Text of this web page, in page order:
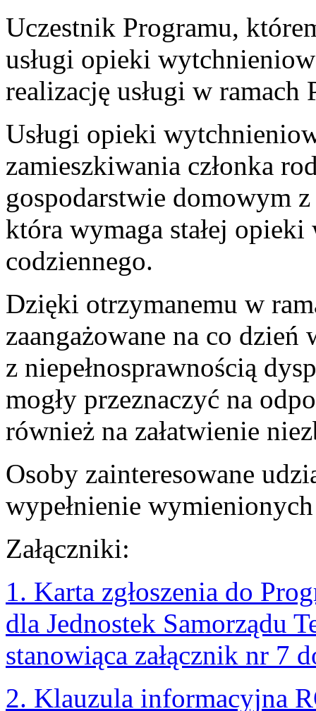
Uczestnik Programu,
usługi opieki
realizację usługi w ramach
Usługi opieki
zamieszkiwania członka
gospodarstwie domowym
która wymaga stałej
codziennego.
Dzięki otrzymanemu w
zaangażowane na co
z niepełnosprawnością
mogły przeznaczyć na
również na załatwienie
Osoby zainteresowane
wypełnienie
Załączniki:
1. Karta zgłoszenia do
dla Jednostek Samorządu
stanowiąca załącznik nr 7
2. Klauzula informacyjna